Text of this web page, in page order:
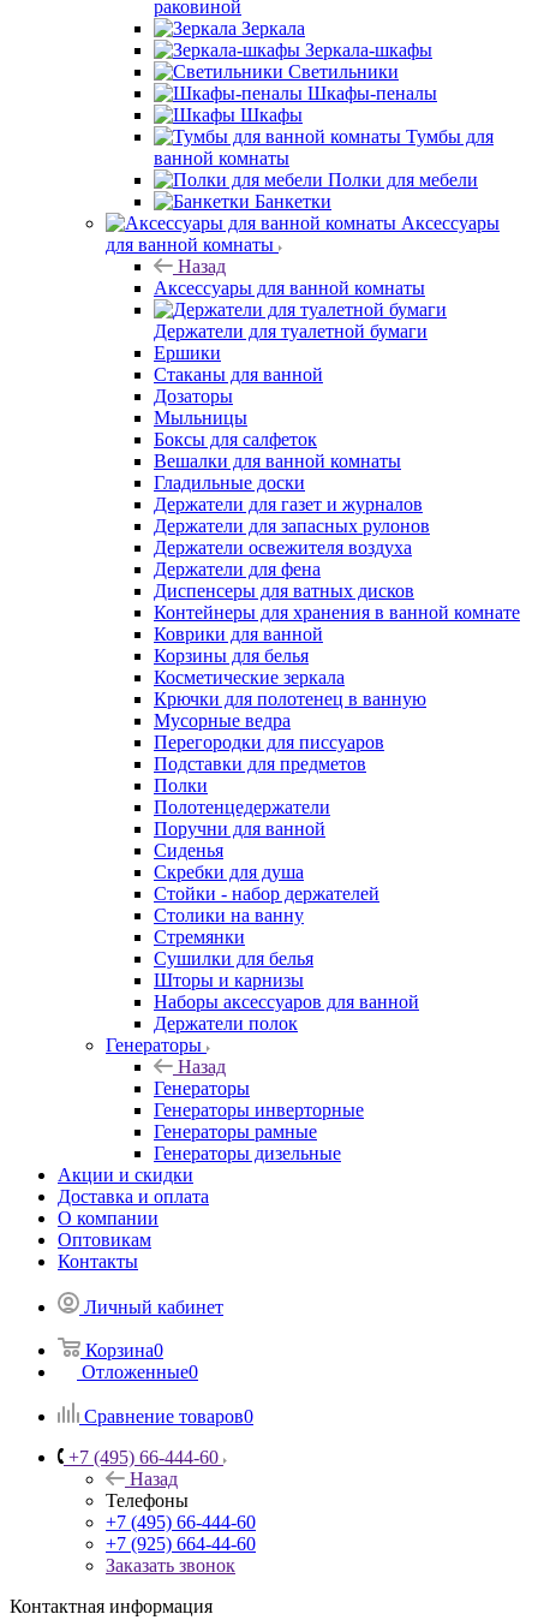
Шкафы
ванной комнаты
Банкетки
для ванной комнаты
Назад
Аксессуары для ванной комнаты
Держатели для туалетной бумаги
Ершики
Стаканы для ванной
Дозаторы
Мыльницы
Боксы для салфеток
Вешалки для ванной комнаты
Гладильные доски
Держатели для газет и журналов
Держатели для запасных рулонов
Держатели освежителя воздуха
Держатели для фена
Диспенсеры для ватных дисков
Контейнеры для хранения в ванной комнате
Коврики для ванной
Корзины для белья
Косметические зеркала
Крючки для полотенец в ванную
Мусорные ведра
Перегородки для писсуаров
Подставки для предметов
Полки
Полотенцедержатели
Поручни для ванной
Сиденья
Скребки для душа
Стойки - набор держателей
Столики на ванну
Стремянки
Сушилки для белья
Шторы и карнизы
Наборы аксессуаров для ванной
Держатели полок
Генераторы
Назад
Генераторы
Генераторы инверторные
Генераторы рамные
Генераторы дизельные
Акции и скидки
Доставка и оплата
О компании
Оптовикам
Контакты
Личный кабинет
Отложенные0
Сравнение товаров
Назад
+7 (495) 66-444-60
+7 (925) 664-44-60
Заказать звонок
Контактная информация
117420, г. Москва, Варшавское ш. 33/13, офис 2